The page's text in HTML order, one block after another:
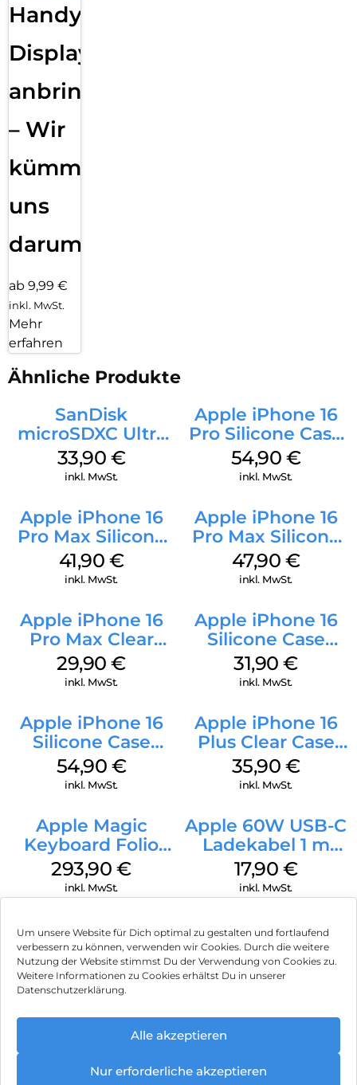
Um unsere Website für Dich optimal zu gestalten und fortlaufend
verbessern zu können, verwenden wir Cookies. Durch die weitere
Nutzung der Website stimmst Du der Verwendung von Cookies zu.
Weitere Informationen zu Cookies erhältst Du in unserer
Datenschutzerklärung.
Alle akzeptieren
Nur erforderliche akzeptieren
Handy
Displayfolie
anbringen
– Wir
kümmern
uns
darum!
ab 9,99 €
inkl. MwSt.
Mehr
erfahren
Ähnliche Produkte
SanDisk
microSDXC Ultra
128 GB + Adapter
Mobile
33,90 €
inkl. MwSt.
Apple iPhone 16
Pro Silicone Case
MagSafe Black
54,90 €
inkl. MwSt.
Apple iPhone 16
Pro Max Silicone
Case MagSafe
Ultramarine
41,90 €
inkl. MwSt.
Apple iPhone 16
Pro Max Silicone
Case MagSafe
Black
47,90 €
inkl. MwSt.
Apple iPhone 16
Pro Max Clear
Case MagSafe
Transparent
29,90€
inkl. MwSt.
Apple iPhone 16
Silicone Case
MagSafe Fuchsia
31,90€
inkl. MwSt.
Apple iPhone 16
Silicone Case
MagSafe Black
54,90 €
inkl. MwSt.
Apple iPhone 16
Plus Clear Case
MagSafe
Transparent
35,90 €
inkl. MwSt.
Apple Magic
Keyboard Folio
iPad 10.9″ (10.Gen.)
Weiß
293,90€
inkl. MwSt.
Apple 60W USB-C
Ladekabel 1 m
Weiß
17,90 €
inkl. MwSt.
Impressum